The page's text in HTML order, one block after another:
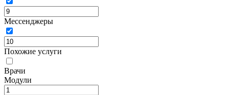
Мессенджеры
Похожие услуги
Врачи
Модули